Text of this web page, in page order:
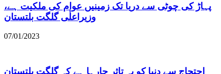
پہاڑ کی چوٹی سے دریا تک زمینیں عوام کی ملکیت ہے،
وزیراعلٰی گلگت بلتستان
07/01/2023
احتجاج سے دنیا کو یہ تاثر جارہا ہے کہ گلگت بلتستان